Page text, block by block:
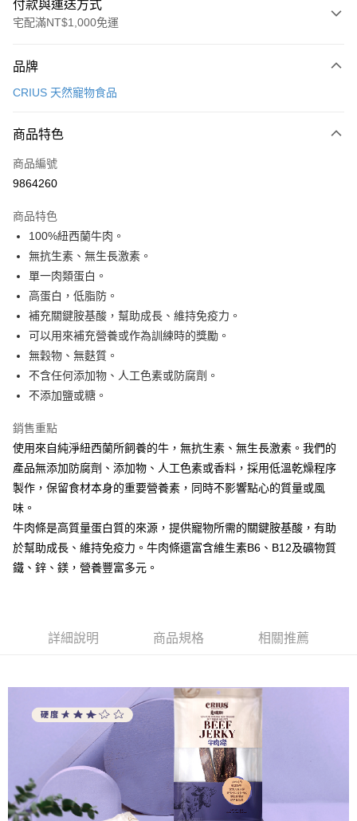
付款與運送方式
宅配滿NT$1,000免運
信用卡一次付款
Apple Pay
Google Pay
新竹貨運宅配
每筆NT$100，滿NT$1,000(含以上)免運費
祥億貨運
每筆NT$100，滿NT$1,000(含以上)免運費
離島宅配
每筆NT$200，滿NT$1,000(含以上)免運費
香港
品牌
CRIUS 天然寵物食品
商品特色
商品編號
9864260
商品特色
100%紐西蘭牛肉。
無抗生素、無生長激素。
單一肉類蛋白。
高蛋白，低脂防。
補充關鍵胺基酸，幫助成長、維持免疫力。
可以用來補充營養或作為訓練時的獎勵。
無穀物、無麩質。
不含任何添加物、人工色素或防腐劑。
不添加鹽或糖。
銷售重點
使用來自純淨紐西蘭所飼養的牛，無抗生素、無生長激素。我們的
產品無添加防腐劑、添加物、人工色素或香料，採用低溫乾燥程序
製作，保留食材本身的重要營養素，同時不影響點心的質量或風
味。
牛肉條是高質量蛋白質的來源，提供寵物所需的關鍵胺基酸，有助
於幫助成長、維持免疫力。牛肉條還富含維生素B6、B12及礦物質
鐵、鋅、鎂，營養豐富多元。
詳細說明 商品規格 相關推薦